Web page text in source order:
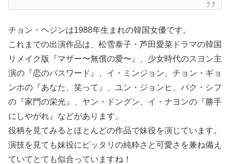
チョン・ヘジンは1988年生まれの韓国女優です。
これまでの出演作品は、松雪泰子・芦田愛菜ドラマの韓国
リメイク版『マザー〜無償の愛〜』、少女時代のスヨン主
演の『恋のパスワード』、イ・ミンジョン、チョン・ギョ
ンホの『あなた、笑って』、ユン・ジョンヒ、パク・シフ
の『家門の栄光』、ヤン・ドングン、イ・ナヨンの『勝手
にしやがれ』などがあります。
役柄を見てみるとほとんどの作品で妹役を演じています。
演技を見ても妹役にピッタリの純粋さと可愛さを兼ね備え
ていてとても似合っていますね！